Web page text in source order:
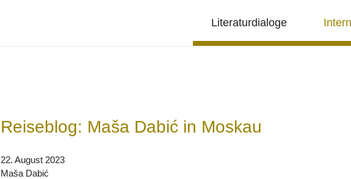
Literaturdialoge
Reiseblog: Maša Dabić in Moskau
22. August 2023
Maša Dabić